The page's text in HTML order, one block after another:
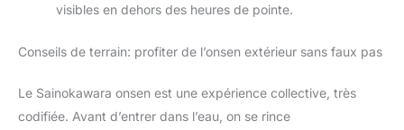
visibles en dehors des heures de pointe.
Conseils de terrain: profiter de l’onsen extérieur sans faux pas
Le Sainokawara onsen est une expérience collective, très
codifiée. Avant d’entrer dans l’eau, on se rince